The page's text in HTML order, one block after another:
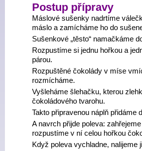
Postup přípravy
Máslové sušenky nadrtíme
máslo a zamícháme ho do
Sušenkové „těsto“ namačkáme
Rozpustíme si jednu hořkou a
párou.
Rozpuštěné čokolády v míse
rozmícháme.
Vyšleháme šlehačku, kterou
čokoládového tvarohu.
Takto připravenou náplň přidáme
A navrch přijde poleva:
rozpustíme v ní celou hořkou
Když poleva vychladne, nalijeme